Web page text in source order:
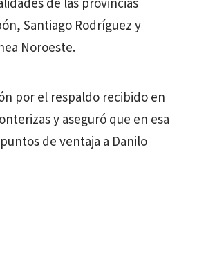
de las provincias
Santiago Rodríguez y
Noroeste.
por el respaldo recibido en
y aseguró que en esa
de ventaja a Danilo